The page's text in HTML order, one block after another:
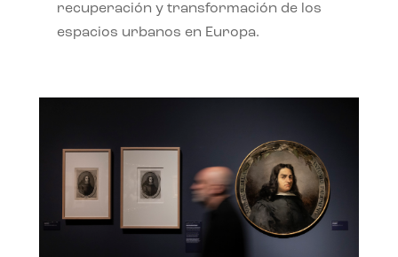
recuperación y transformación de los
espacios urbanos en Europa.